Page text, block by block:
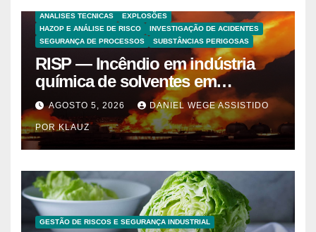
ANALISES TECNICAS
EXPLOSÕES
HAZOP E ANÁLISE DE RISCO
INVESTIGAÇÃO DE ACIDENTES
SEGURANÇA DE PROCESSOS
SUBSTÂNCIAS PERIGOSAS
RISP — Incêndio em indústria
química de solventes em
Itaquaquecetuba/SP
(UNIQUIMA/Quema)
AGOSTO 5, 2026 DANIEL WEGE ASSISTIDO
POR KLAUZ
GESTÃO DE RISCOS E SEGURANÇA INDUSTRIAL